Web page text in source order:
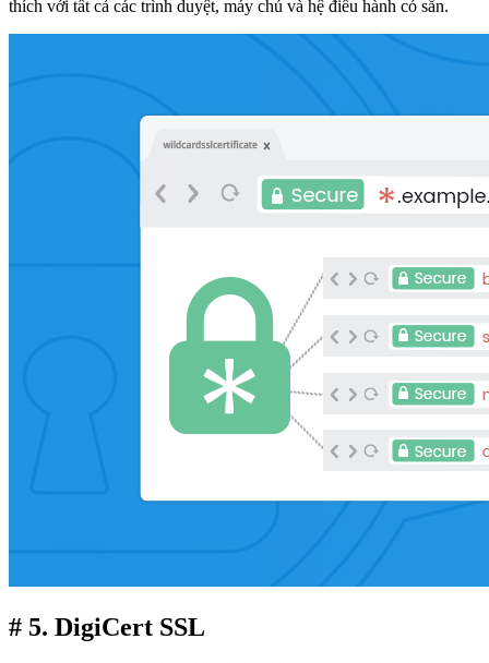
thích với tất cả các trình duyệt, máy chủ và hệ điều hành có sẵn.
# 5. DigiCert SSL